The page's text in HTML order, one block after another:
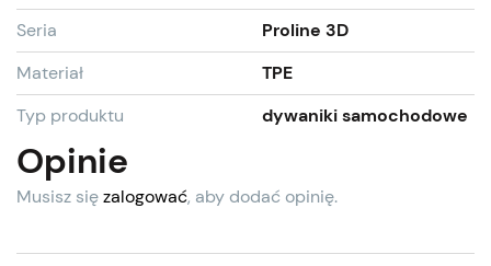
Seria
Proline 3D
Materiał
TPE
Typ produktu
dywaniki samochodowe
Opinie
Musisz sięzalogować, aby dodać opinię.